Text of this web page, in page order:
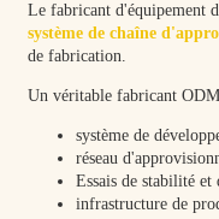
Le fabricant d'équipement
système de chaîne
de fabrication.
Un véritable fabricant
système de
réseau
Essais de stabilité et
infrastructure de